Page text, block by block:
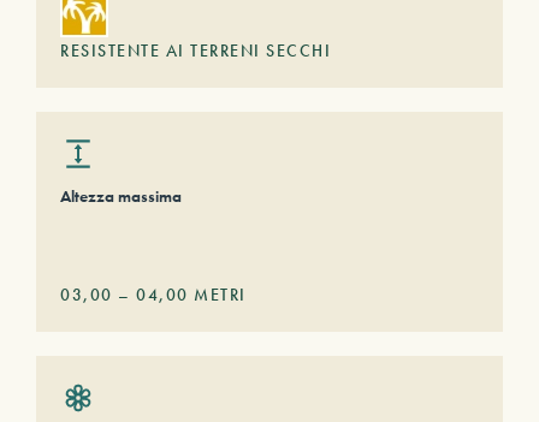
RESISTENTE AI TERRENI SECCHI
Altezza massima
03,00 – 04,00 METRI